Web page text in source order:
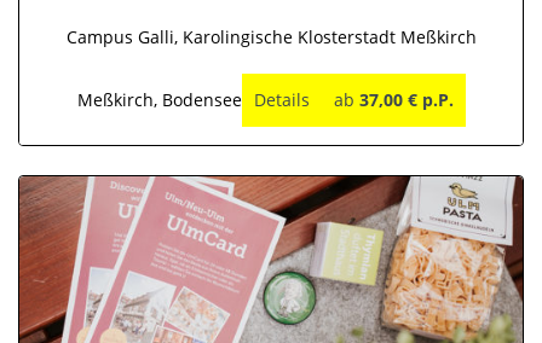
Campus Galli, Karolingische Klosterstadt Meßkirch
Meßkirch, Bodensee Details ab 37,00 € p.P.